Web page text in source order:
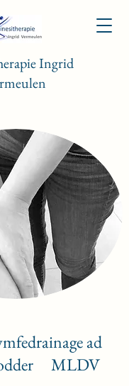
Ingrid
ad
MLDV